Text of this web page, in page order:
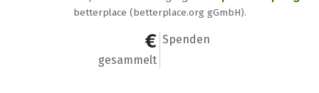
betterplace (betterplace.org gGmbH).
5 €
gesammelt
1
Spenden